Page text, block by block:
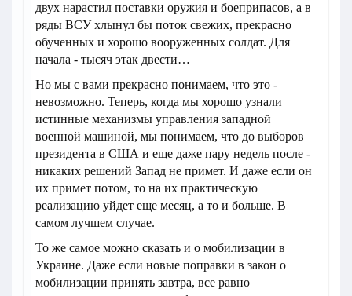
двух нарастил поставки оружия и боеприпасов, а в
ряды ВСУ хлынул бы поток свежих, прекрасно
обученных и хорошо вооруженных солдат. Для
начала - тысяч этак двести…
Но мы с вами прекрасно понимаем, что это -
невозможно. Теперь, когда мы хорошо узнали
истинные механизмы управления западной
военной машиной, мы понимаем, что до выборов
президента в США и еще даже пару недель после -
никаких решений Запад не примет. И даже если он
их примет потом, то на их практическую
реализацию уйдет еще месяц, а то и больше. В
самом лучшем случае.
То же самое можно сказать и о мобилизации в
Украине. Даже если новые поправки в закон о
мобилизации принять завтра, все равно